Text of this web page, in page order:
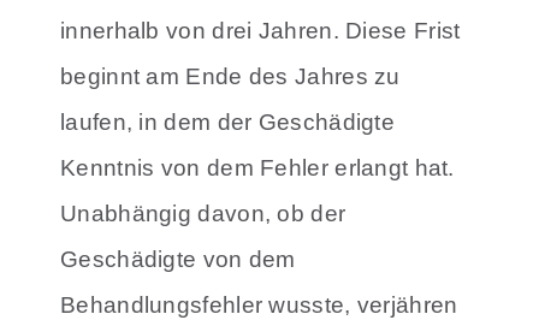
innerhalb von drei Jahren. Diese Frist
beginnt am Ende des Jahres zu
laufen, in dem der Geschädigte
Kenntnis von dem Fehler erlangt hat.
Unabhängig davon, ob der
Geschädigte von dem
Behandlungsfehler wusste, verjähren